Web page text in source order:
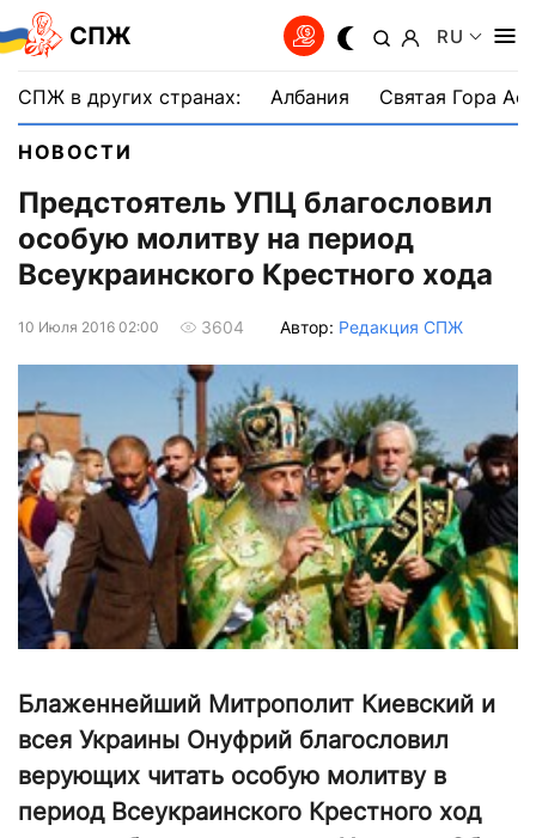
СПЖ RU
СПЖ в других странах: Албания Святая Гора
НОВОСТИ
Предстоятель УПЦ благословил
особую молитву на период
Всеукраинского Крестного хода
10 Июля 2016 02:00 3604 Автор: Редакция СПЖ
Блаженнейший Митрополит Киевский и
всея Украины Онуфрий благословил
верующих читать особую молитву в
период Всеукраинского Крестного ход